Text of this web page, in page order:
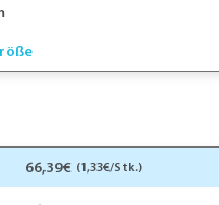
66,39€ (1,33€/Stk.)